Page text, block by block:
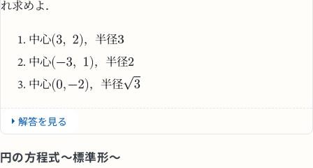
れ求めよ．
中心
，半径
中心
，半径
中心
，半径
解答を見る
円の方程式～標準形～